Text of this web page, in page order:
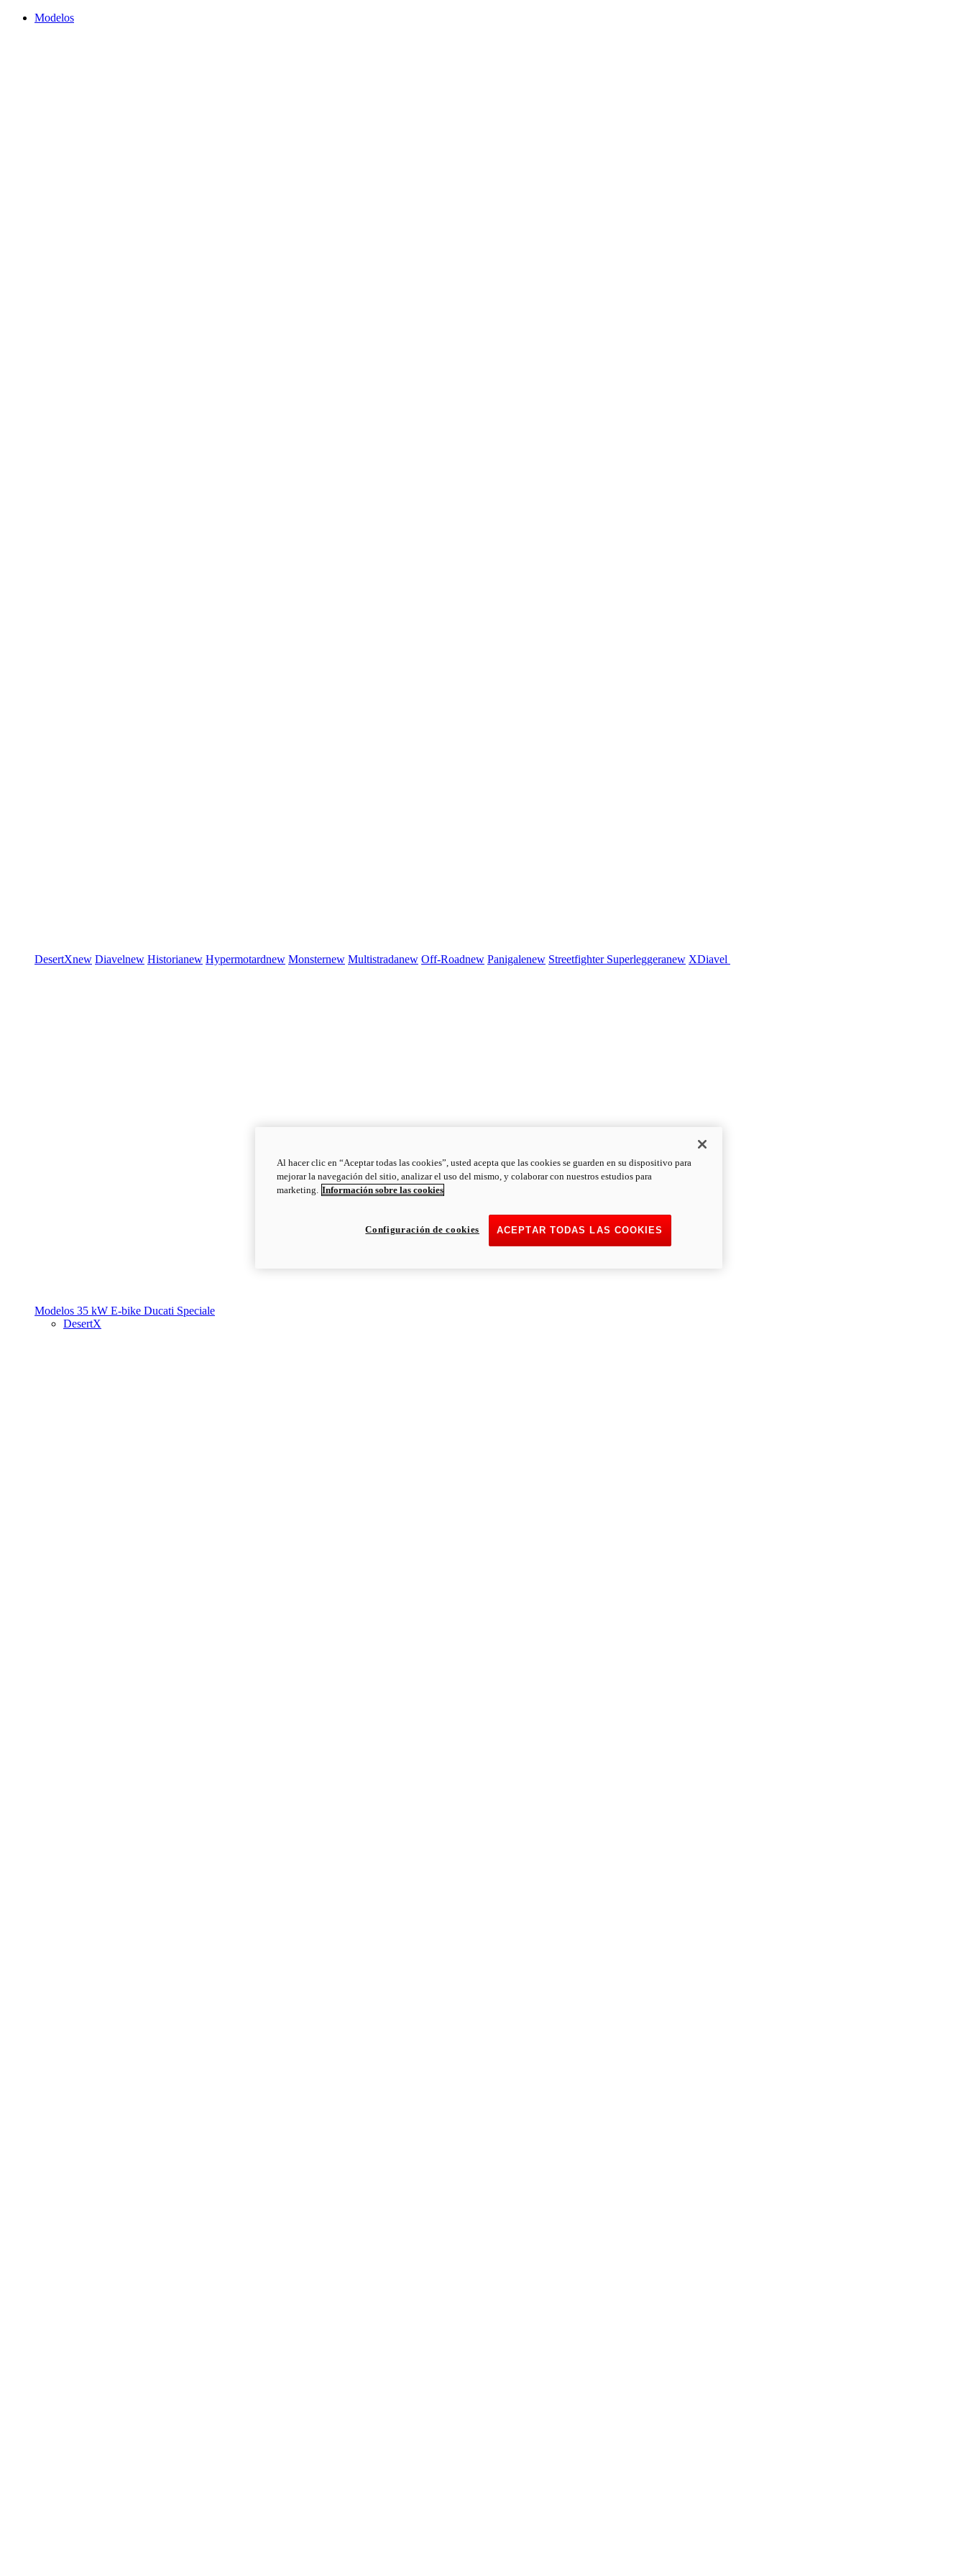
Modelos
DesertXnew Diavelnew Historianew Hypermotardnew Monsternew Multistradanew Off-Roadnew Panigalenew Streetfighter Superleggeranew XDiavel
Modelos 35 kW E-bike Ducati Speciale
DesertX
Al hacer clic en “Aceptar todas las cookies”, usted acepta que las cookies se guarden en su dispositivo para
mejorar la navegación del sitio, analizar el uso del mismo, y colaborar con nuestros estudios para
marketing. Información sobre las cookies
ACEPTAR TODAS LAS COOKIES
Configuración de cookies